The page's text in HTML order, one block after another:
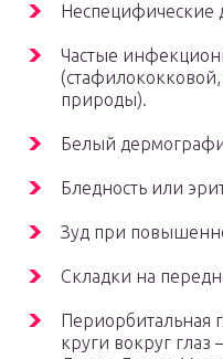
Неспецифические
Частые
природы).
Белый
Бледность или
Зуд при
Складки на
Периорбитальная
круги вокруг